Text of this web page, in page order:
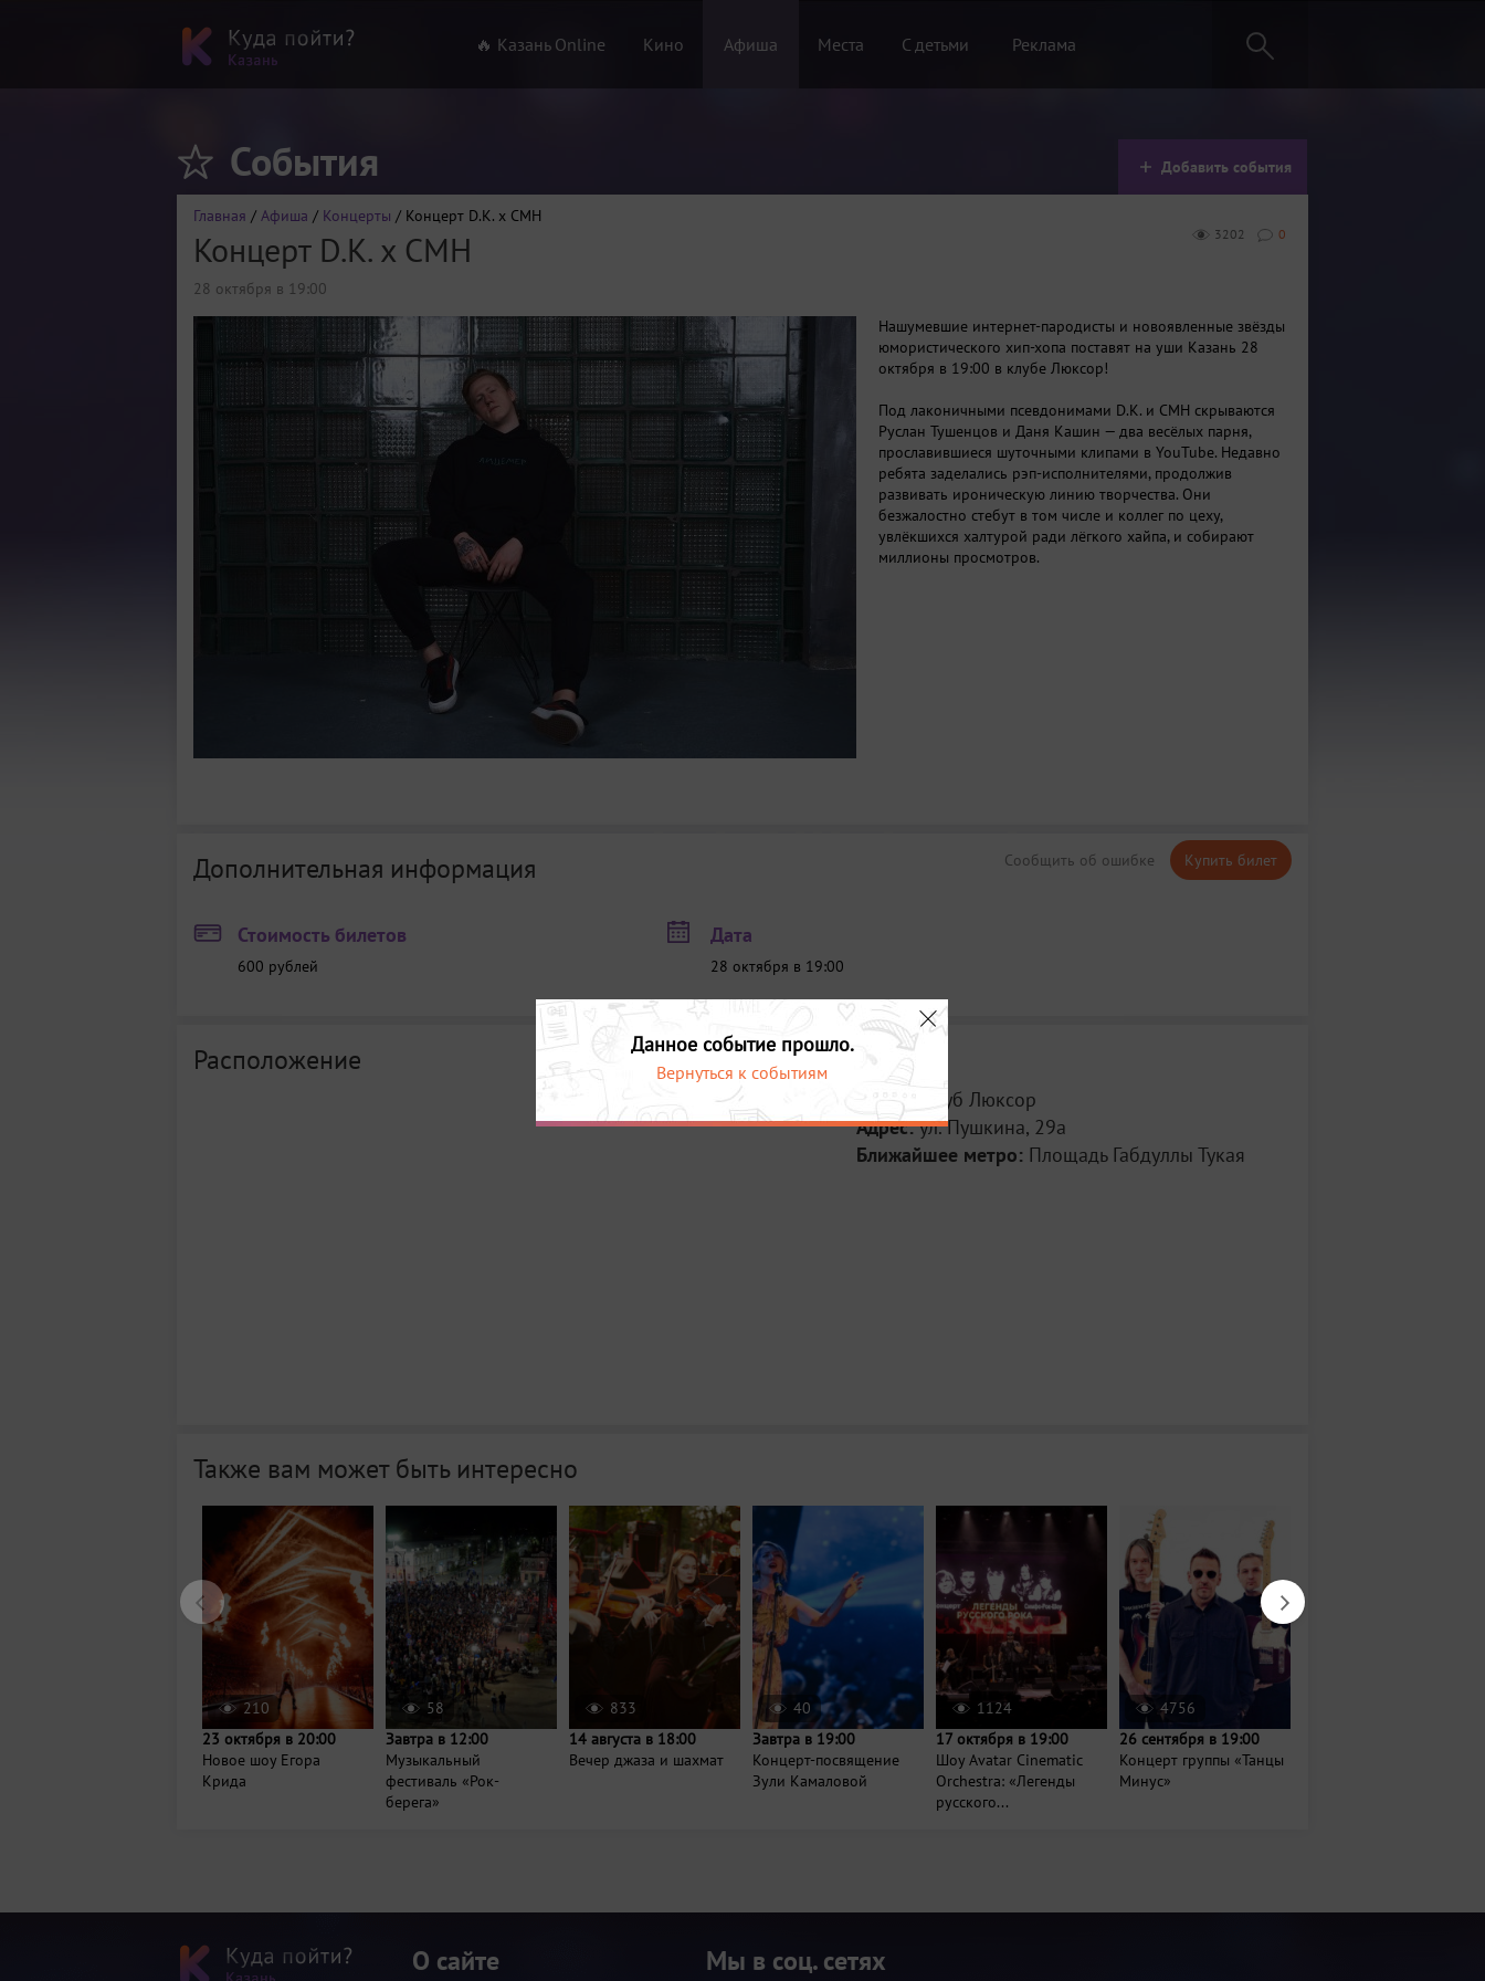
🔥 Казань Online Кино Афиша Места С детьми Реклама
События Добавить события
Главная / Афиша / Концерты / Концерт D.K. x CMH
0
3202
Концерт D.K. x CMH
28 октября в 19:00
Нашумевшие интернет-пародисты и новоявленные звёзды
юмористического хип-хопа поставят на уши Казань 28
октября в 19:00 в клубе Люксор!
Под лаконичными псевдонимами D.K. и CMH скрываются
Руслан Тушенцов и Даня Кашин — два весёлых парня,
прославившиеся шуточными клипами в YouTube. Недавно
ребята заделались рэп-исполнителями, продолжив
развивать ироническую линию творчества. Они
безжалостно стебут в том числе и коллег по цеху,
увлёкшихся халтурой ради лёгкого хайпа, и собирают
миллионы просмотров.
Сообщить об ошибке Купить билет
Дополнительная информация
Стоимость билетов
600 рублей
Дата
28 октября в 19:00
Расположение
Место:
Клуб Люксор
Адрес:ул. Пушкина, 29а
Ближайшее метро: Площадь Габдуллы Тукая
Также вам может быть интересно
210
23 октября в 20:00
Новое шоу Егора
Крида
58
Завтра в 12:00
Музыкальный
фестиваль «Рок-
берега»
833
14 августа в 18:00
Вечер джаза и шахмат
40
Завтра в 19:00
Концерт-посвящение
Зули Камаловой
1124
17 октября в 19:00
Шоу Avatar Cinematic
Orchestra: «Легенды
русского...
4756
26 сентября в 19:00
Концерт группы «Танцы
Минус»
Данное событие прошло.
Вернуться к событиям
О сайте Мы в соц. сетях